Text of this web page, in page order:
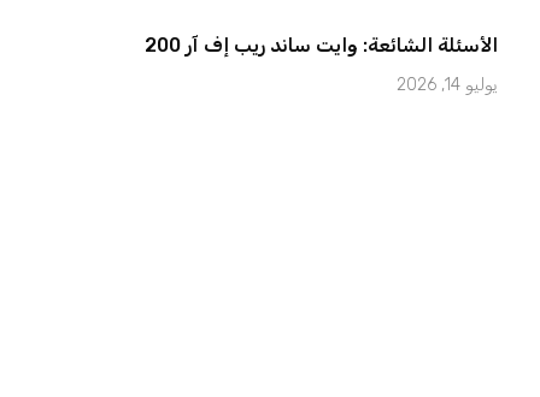
الأسئلة الشائعة: وايت ساند ريب إف آر 200
يوليو 14, 2026